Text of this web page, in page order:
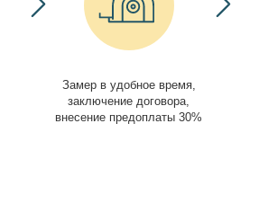
Замер в удобное время,
заключение договора,
внесение предоплаты 30%